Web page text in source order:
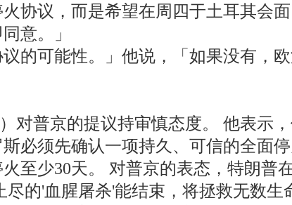
协议，而是希望在周四于土耳其会
意。」
的可能性。」他说，「如果没有，
对普京的提议持审慎态度。 他表示
必须先确认一项持久、可信的全面
至少30天。 对普京的表态，特朗普
的'血腥屠杀'能结束，将拯救无数生